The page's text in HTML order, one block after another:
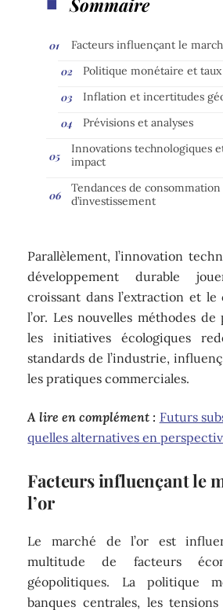
Facteurs influençant le
Politique monétaire et taux
Inflation et incertitudes
Prévisions et analyses
Innovations technologiques
impact
Tendances de
d’investissement
Parallèlement, l’innovation
développement durable
croissant dans l’extraction et le
l’or. Les nouvelles méthodes
les initiatives écologiques
standards de l’industrie,
les pratiques commerciales.
A lire en complément : Futurs
quelles alternatives en
Facteurs influençant le
l’or
Le marché de l’or est
multitude de facteurs
géopolitiques. La politique
banques centrales, les